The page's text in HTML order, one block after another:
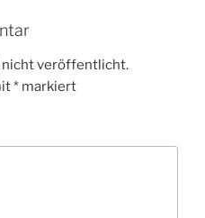
nicht veröffentlicht.
* markiert